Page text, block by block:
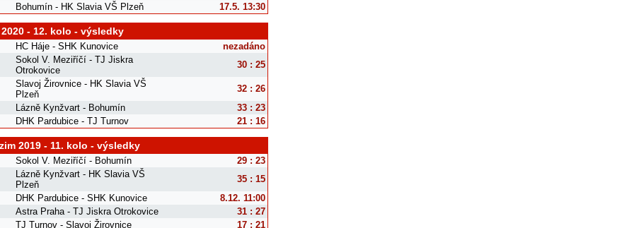
Bohumín - HK Slavia VŠ Plzeň
17.5. 13:30
- 12. kolo - výsledky
HC Háje - SHK Kunovice
nezadáno
Sokol V. Meziříčí - TJ Jiskra
Otrokovice
30 : 25
Slavoj Žirovnice - HK Slavia VŠ
Plzeň
32 : 26
Lázně Kynžvart - Bohumín
33 : 23
DHK Pardubice - TJ Turnov
21 : 16
2019 - 11. kolo - výsledky
Sokol V. Meziříčí - Bohumín
29 : 23
Lázně Kynžvart - HK Slavia VŠ
Plzeň
35 : 15
DHK Pardubice - SHK Kunovice
8.12. 11:00
Astra Praha - TJ Jiskra Otrokovice
31 : 27
TJ Turnov - Slavoj Žirovnice
17 : 21